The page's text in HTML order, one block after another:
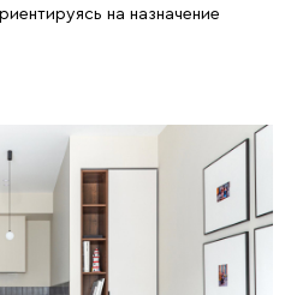
на назначение